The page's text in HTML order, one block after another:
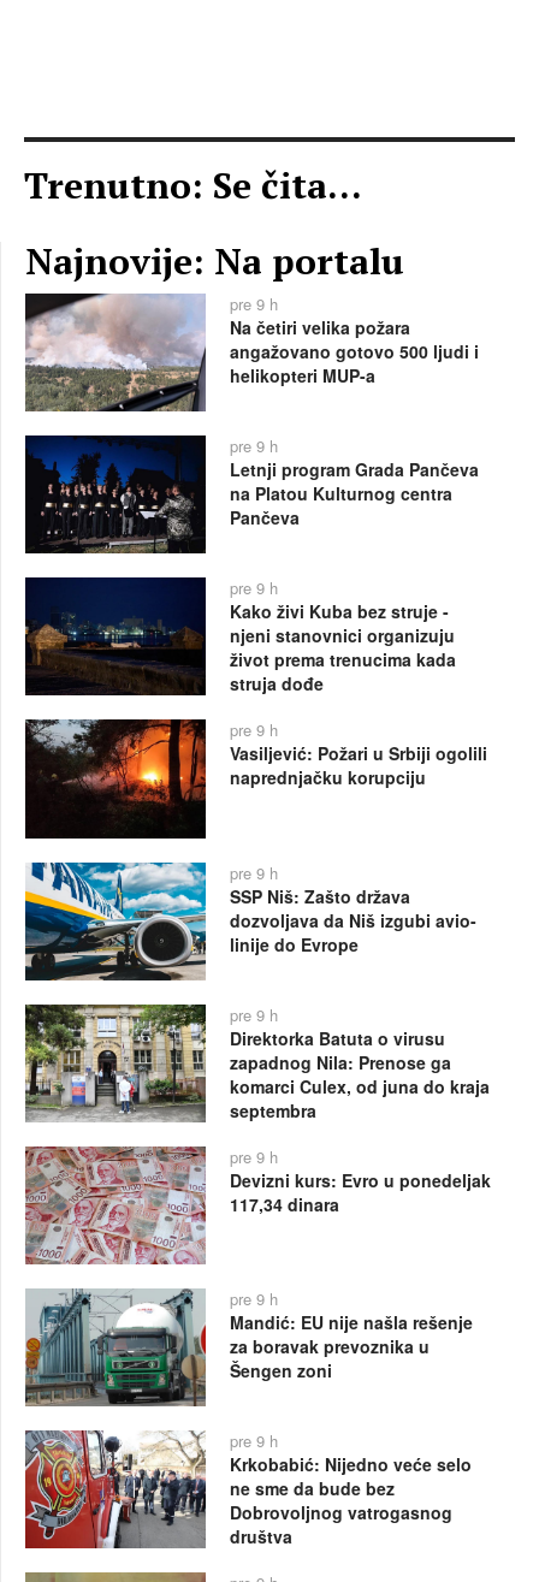
Trenutno: Se čita...
Najnovije: Na portalu
pre 9 h
Na četiri velika požara
angažovano gotovo 500 ljudi i
helikopteri MUP-a
pre 9 h
Letnji program Grada Pančeva
na Platou Kulturnog centra
Pančeva
pre 9 h
Kako živi Kuba bez struje -
njeni stanovnici organizuju
život prema trenucima kada
struja dođe
pre 9 h
Vasiljević: Požari u Srbiji ogolili
naprednjačku korupciju
pre 9 h
SSP Niš: Zašto država
dozvoljava da Niš izgubi avio-
linije do Evrope
pre 9 h
Direktorka Batuta o virusu
zapadnog Nila: Prenose ga
komarci Culex, od juna do kraja
septembra
pre 9 h
Devizni kurs: Evro u ponedeljak
117,34 dinara
pre 9 h
Mandić: EU nije našla rešenje
za boravak prevoznika u
Šengen zoni
pre 9 h
Krkobabić: Nijedno veće selo
ne sme da bude bez
Dobrovoljnog vatrogasnog
društva